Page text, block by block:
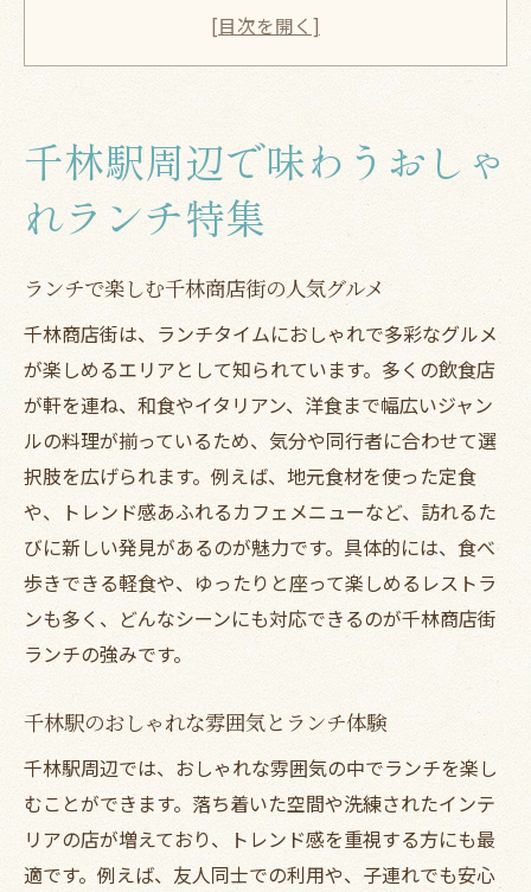
カフェ風空間で味わうランチの魅力解説
ランチタイムに選びたい千林駅の雰囲気
千林駅で味わえるランチ空間の特徴とは
おしゃれなランチに最適な雰囲気を厳選
千林商店街の雰囲気が生むランチの特別感
人気カフェランチで感じる千林の良さ
おしゃれな空間で楽しむ千林駅ランチ
ランチに最適なおしゃれカフェの選び方
千林駅で体験できるおしゃれランチ空間
空間にこだわった千林駅ランチの楽しみ方
ランチと雰囲気を両立する千林駅の工夫
ランチで人気を集める千林駅のカフェ事情
千林駅でグルメと雰囲気を満喫する方法
ランチで体験する千林駅のグルメな魅力
おしゃれランチで叶う千林駅の贅沢時間
千林商店街で満喫するランチの新定番
ランチにおすすめ千林駅の穴場グルメ
ランチを彩る千林駅カフェの魅力発見
千林駅周辺で味わうおしゃ
れランチ特集
ランチで楽しむ千林商店街の人気グルメ
千林商店街は、ランチタイムにおしゃれで多彩なグルメ
が楽しめるエリアとして知られています。多くの飲食店
が軒を連ね、和食やイタリアン、洋食まで幅広いジャン
ルの料理が揃っているため、気分や同行者に合わせて選
択肢を広げられます。例えば、地元食材を使った定食
や、トレンド感あふれるカフェメニューなど、訪れるた
びに新しい発見があるのが魅力です。具体的には、食べ
歩きできる軽食や、ゆったりと座って楽しめるレストラ
ンも多く、どんなシーンにも対応できるのが千林商店街
ランチの強みです。
千林駅のおしゃれな雰囲気とランチ体験
千林駅周辺では、おしゃれな雰囲気の中でランチを楽し
むことができます。落ち着いた空間や洗練されたインテ
リアの店が増えており、トレンド感を重視する方にも最
適です。例えば、友人同士での利用や、子連れでも安心